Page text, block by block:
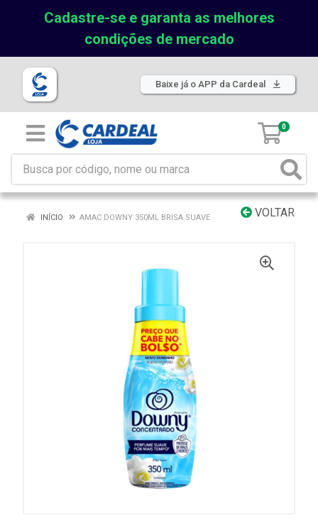
Cadastre-se e garanta as melhores
condições de mercado
Baixe já o APP da Cardeal
0
VOLTAR
INÍCIO AMAC DOWNY 350ML BRISA SUAVE